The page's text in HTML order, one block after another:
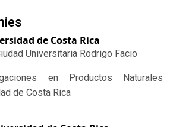
de Costa Rica
Universitaria Rodrigo Facio
en Productos Naturales
de Costa Rica